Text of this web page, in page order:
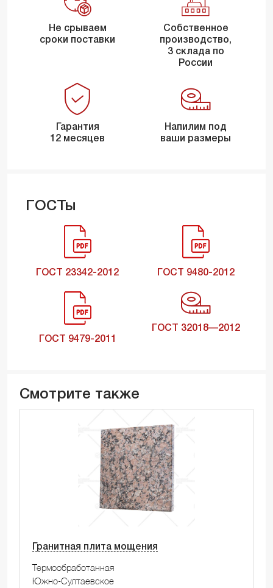
Не срываем
сроки поставки
Собственное
производство,
3 склада по
России
Гарантия
12 месяцев
Напилим под
ваши размеры
ГОСТы
ГОСТ 23342-2012 ГОСТ 9480-2012
ГОСТ 9479-2011
ГОСТ 32018—2012
Смотрите также
Гранитная плита мощения
Термообработанная
Южно-Султаевское